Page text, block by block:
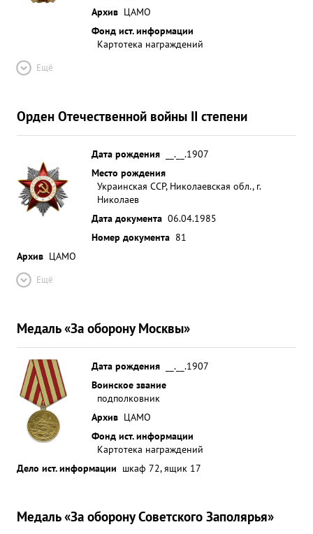
Архив ЦАМО
Фонд ист. информации
Картотека награждений
Ещё
Орден Отечественной войны II степени
Дата рождения
__.__.1907
Место рождения
Украинская ССР, Николаевская обл., г.
Николаев
Дата документа 06.04.1985
Номер документа 81
Архив ЦАМО
Ещё
Медаль «За оборону Москвы»
Дата рождения
__.__.1907
Воинское звание
подполковник
Архив ЦАМО
Фонд ист. информации
Картотека награждений
Дело ист. информации шкаф 72, ящик 17
Медаль «За оборону Советского Заполярья»